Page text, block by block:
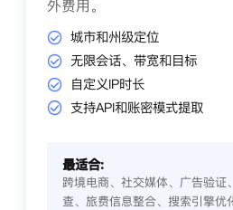
外费用。
城市和州级定位
无限会话、带宽和目标
自定义IP时长
支持API和账密模式提取
最适合:
跨境电商、社交媒体、广告验证
查、旅费信息整合、搜索引擎优